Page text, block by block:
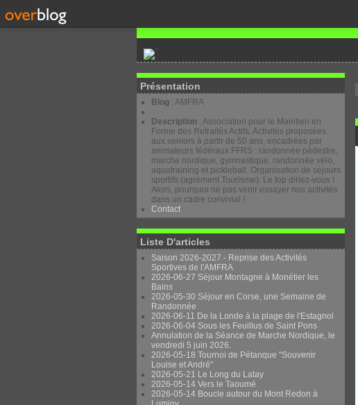
Présentation
Blog : AMFRA
Description : Association pour le Maintien en
Forme des Retraités Actifs. Activités proposées
aux seniors à partir de 50 ans, encadrées par
animateurs fédéraux FFRS : randonnée pédestre,
marche nordique, gymnastique, randonnée vélo,
aquatraining et pickleball. Organisation de séjours
sportifs (agrément Tourisme). Le top diriez-vous !
Alors, pourquoi ne pas venir essayer nos activités
dans un cadre convivial !
Contact
Liste D'articles
Saison 2026-2027 - Reprise des Activités
Sportives de l'AMFRA
2026-06-27 Séjour Montagne à Monétier les
Bains
2026-05-30 Séjour en Corse, une Semaine de
Randonnée
2026-06-11 De la Londe à la plage de l'Estagnol
2026-06-04 Sous les Feuillus de Saint Pons
Annulation de la Séance de Marche Nordique, le
vendredi 5 juin 2026.
2026-05-18 Tournoi de Pétanque "Souvenir
Louise et André"
2026-05-21 Le Long du Latay
2026-05-14 Vers le Taoumé
2026-05-14 Boucle autour du Mont Redon à